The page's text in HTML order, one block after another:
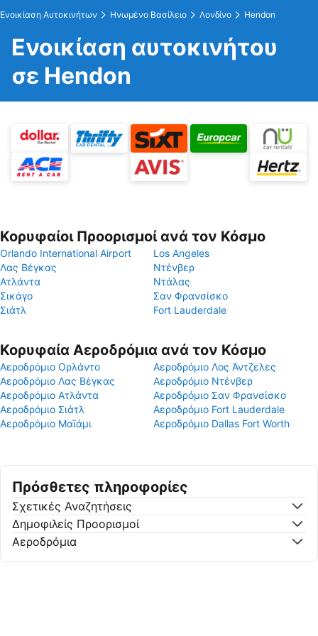
Ενοικίαση Αυτοκινήτων Ηνωμένο Βασίλειο Λονδίνο Hendon
Ενοικίαση αυτοκινήτου
σε Hendon
Κορυφαίοι Προορισμοί ανά τον Κόσμο
Orlando International Airport
Los Angeles
Λας Βέγκας
Ντένβερ
Ατλάντα
Ντάλας
Σικάγο
Σαν Φρανσίσκο
Σιάτλ
Fort Lauderdale
Κορυφαία Αεροδρόμια ανά τον Κόσμο
Αεροδρόμιο Ορλάντο
Αεροδρόμιο Λος Άντζελες
Αεροδρόμιο Λας Βέγκας
Αεροδρόμιο Ντένβερ
Αεροδρόμιο Ατλάντα
Αεροδρόμιο Σαν Φρανσίσκο
Αεροδρόμιο Σιάτλ
Αεροδρόμιο Fort Lauderdale
Αεροδρόμιο Μαϊάμι
Αεροδρόμιο Dallas Fort Worth
Πρόσθετες πληροφορίες
Σχετικές Αναζητήσεις
Δημοφιλείς Προορισμοί
Αεροδρόμια